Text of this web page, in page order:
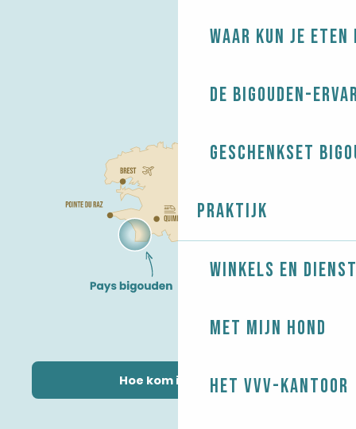
Waar kun je eten
De Bigouden-
Geschenkset
Praktijk
Winkels en
Met mijn hond
Het VVV-kantoor
Hoe kom ik daar?